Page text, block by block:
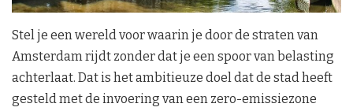
Stel je een wereld voor waarin je door de straten van
Amsterdam rijdt zonder dat je een spoor van belasting
achterlaat. Dat is het ambitieuze doel dat de stad heeft
gesteld met de invoering van een zero-emissiezone